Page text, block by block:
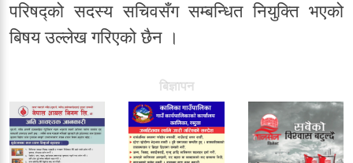
परिषद्को सदस्य सचिवसँग सम्बन्धित नियुक्ति भएको
बिषय उल्लेख गरिएको छैन ।
बिज्ञापन